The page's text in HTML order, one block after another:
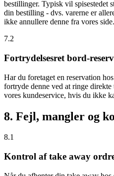
bestillinger. Typisk vil spisestedet
din bestilling - dvs. varerne er
ikke annullere denne fra vores side.
7.2
Fortrydelsesret bord-
Har du foretaget en reservation
fortryde denne ved at ringe
vores kundeservice, hvis du ikke
8. Fejl, mangler og
8.1
Kontrol af take away